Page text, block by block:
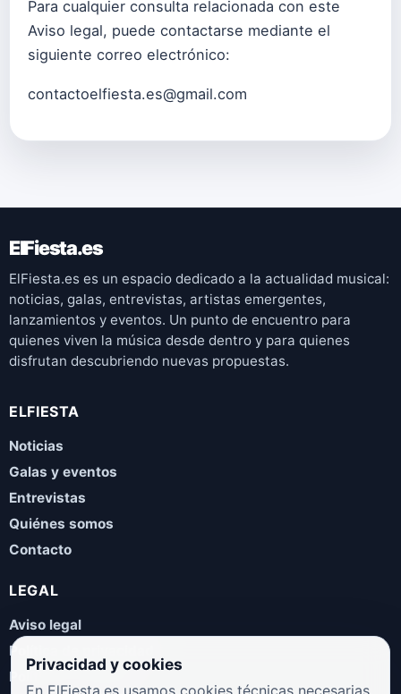
Para cualquier consulta relacionada con este
Aviso legal, puede contactarse mediante el
siguiente correo electrónico:
contactoelfiesta.es@gmail.com
ElFiesta.es
ElFiesta.es es un espacio dedicado a la actualidad musical:
noticias, galas, entrevistas, artistas emergentes,
lanzamientos y eventos. Un punto de encuentro para
quienes viven la música desde dentro y para quienes
disfrutan descubriendo nuevas propuestas.
ELFIESTA
Noticias
Galas y eventos
Entrevistas
Quiénes somos
Contacto
LEGAL
Aviso legal
Política de privacidad
Política de cookies
Privacidad y cookies
En ElFiesta.es usamos cookies técnicas necesarias